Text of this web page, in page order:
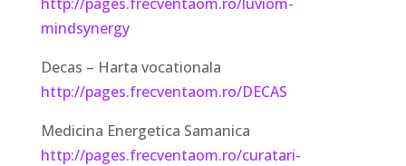
mindsynergy
Decas – Harta vocationala
http://pages.frecventaom.ro/DECAS
Medicina Energetica Samanica
http://pages.frecventaom.ro/curatari-